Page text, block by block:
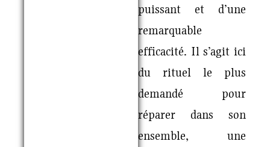
puissant et d’une
remarquable
efficacité. Il s’agit ici
du rituel le plus
demandé pour
réparer dans son
ensemble, une